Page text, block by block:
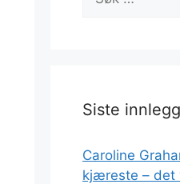
etter:
Siste innlegg
Caroline
kjæreste – det